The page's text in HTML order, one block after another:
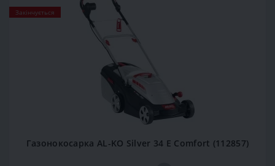
Закінчується
Газонокосарка AL-KO Silver 34 E Comfort (112857)